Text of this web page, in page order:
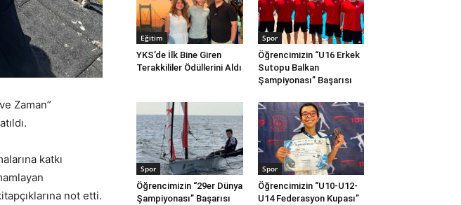
Zaman”
katkı
not etti.
Eğitim
YKS’de İlk Bine Giren
Terakkililer Ödüllerini Aldı
Spor
Öğrencimizin “U16 Erkek
Sutopu Balkan
Şampiyonası” Başarısı
Spor
Öğrencimizin “29er Dünya
Şampiyonası” Başarısı
Spor
Öğrencimizin “U10-U12-
U14 Federasyon Kupası”